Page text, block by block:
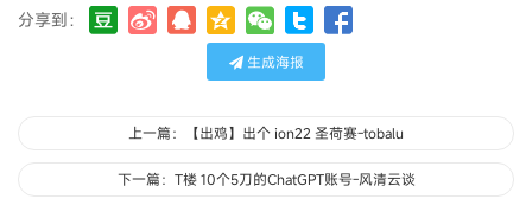
分享到：
生成海报
上一篇：【出鸡】出个 ion22 圣荷赛-tobalu
下一篇：T楼 10个5刀的ChatGPT账号-风清云谈